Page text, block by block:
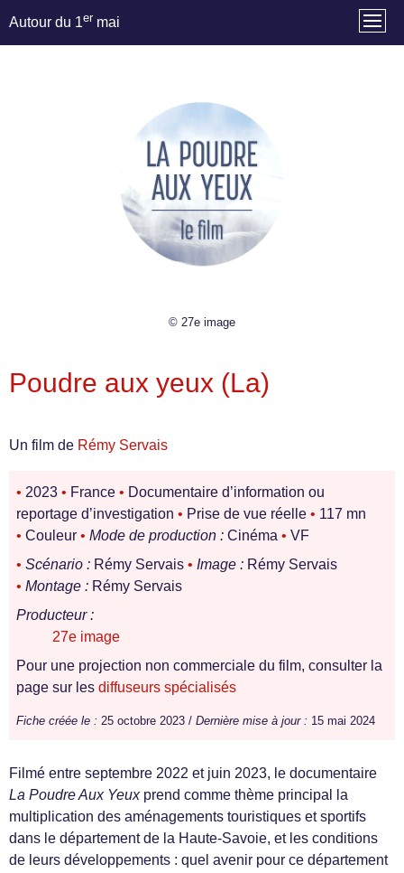
Autour du 1er mai
© 27e image
Poudre aux yeux (La)
Un film de Rémy Servais
• 2023 • France • Documentaire d’information ou
reportage d’investigation • Prise de vue réelle • 117 mn
• Couleur • Mode de production : Cinéma • VF
• Scénario : Rémy Servais • Image : Rémy Servais
• Montage : Rémy Servais
Producteur :
27e image
Pour une projection non commerciale du film, consulter la
page sur les diffuseurs spécialisés
Fiche créée le : 25 octobre 2023 / Dernière mise à jour : 15 mai 2024
Filmé entre septembre 2022 et juin 2023, le documentaire
La Poudre Aux Yeuxprend comme thème principal la
multiplication des aménagements touristiques et sportifs
dans le département de la Haute-Savoie, et les conditions
de leurs développements : quel avenir pour ce département